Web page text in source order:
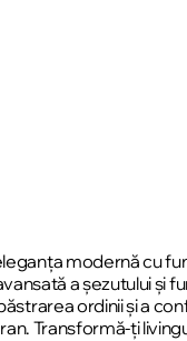
modernă cu
a șezutului
ordinii și a
Transformă-ți